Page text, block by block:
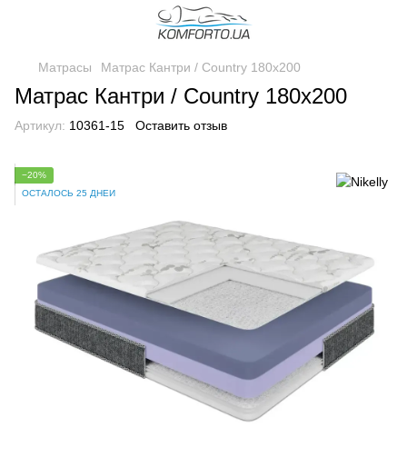
Матрасы Матрас Кантри / Country 180x200
Матрас Кантри / Country 180x200
Артикул: 10361-15 Оставить отзыв
−20%
ОСТАЛОСЬ 25 ДНЕЙ